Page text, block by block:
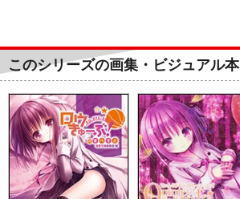
このシリーズの画集・ビジュアル本